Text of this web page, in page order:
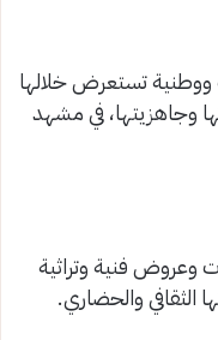
تستعرض خلالها
وجاهزيتها، في مشهد
وعروض فنية وتراثية
الثقافي والحضاري.